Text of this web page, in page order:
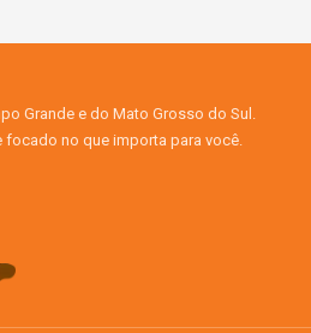
Grande e do Mato Grosso do Sul.
no que importa para você.